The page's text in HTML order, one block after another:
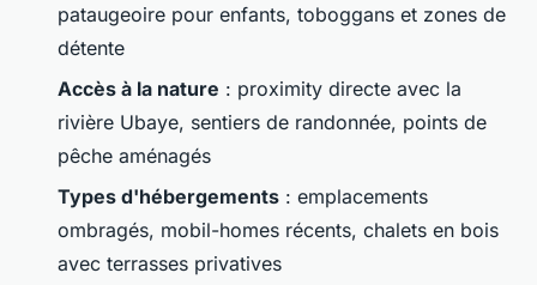
pataugeoire pour enfants, toboggans et zones de
détente
Accès à la nature : proximity directe avec la
rivière Ubaye, sentiers de randonnée, points de
pêche aménagés
Types d'hébergements : emplacements
ombragés, mobil-homes récents, chalets en bois
avec terrasses privatives